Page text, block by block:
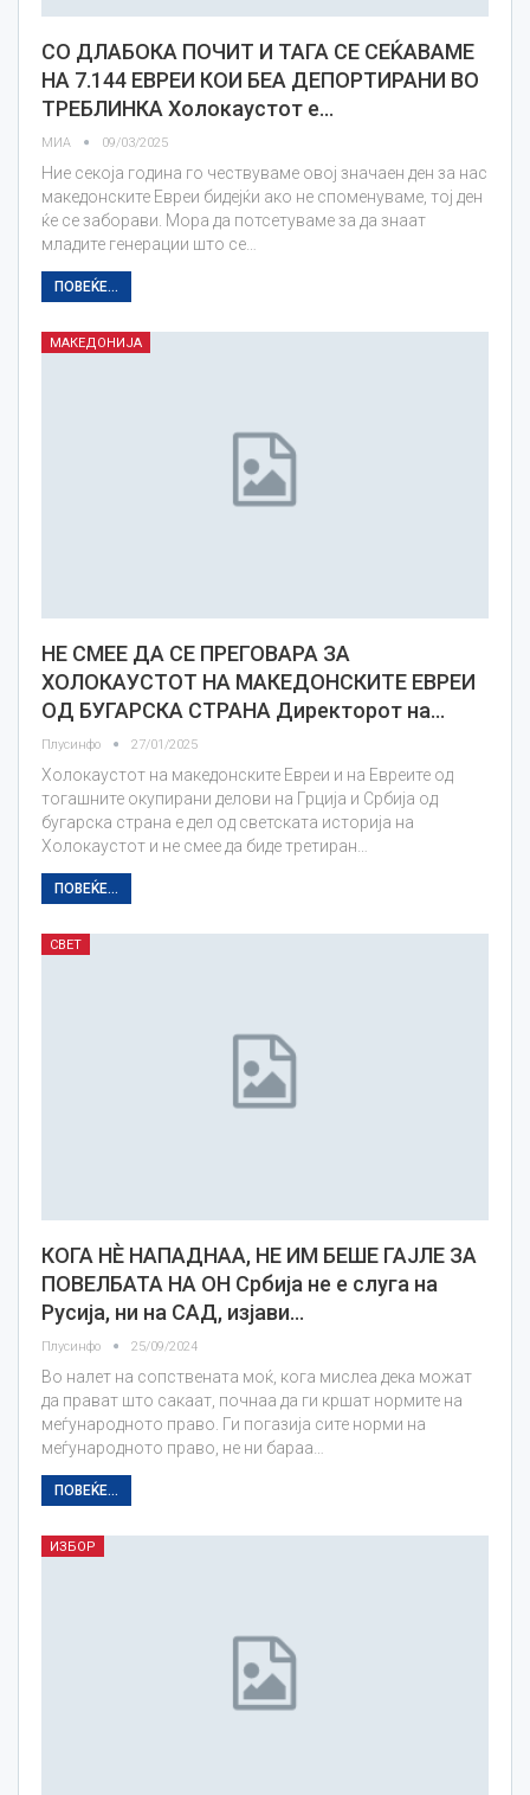
СО ДЛАБОКА ПОЧИТ И ТАГА СЕ СЕЌАВАМЕ
НА 7.144 ЕВРЕИ КОИ БЕА ДЕПОРТИРАНИ ВО
ТРЕБЛИНКА Холокаустот е…
МИА 09/03/2025
Ние секоја година го чествуваме овој значаен ден за нас
македонските Евреи бидејќи ако не споменуваме, тој ден
ќе се заборави. Мора да потсетуваме за да знаат
младите генерации што се…
ПОВЕЌЕ...
МАКЕДОНИЈА
НЕ СМЕЕ ДА СЕ ПРЕГОВАРА ЗА
ХОЛОКАУСТОТ НА МАКЕДОНСКИТЕ ЕВРЕИ
ОД БУГАРСКА СТРАНА Директорот на…
Плусинфо 27/01/2025
Холокаустот на македонските Евреи и на Евреите од
тогашните окупирани делови на Грција и Србија од
бугарска страна е дел од светската историја на
Холокаустот и не смее да биде третиран…
ПОВЕЌЕ...
СВЕТ
КОГА НЀ НАПАДНАА, НЕ ИМ БЕШЕ ГАЈЛЕ ЗА
ПОВЕЛБАТА НА ОН Србија не е слуга на
Русија, ни на САД, изјави…
Плусинфо 25/09/2024
Во налет на сопствената моќ, кога мислеа дека можат
да прават што сакаат, почнаа да ги кршат нормите на
меѓународното право. Ги погазија сите норми на
меѓународното право, не ни бараа…
ПОВЕЌЕ...
ИЗБОР